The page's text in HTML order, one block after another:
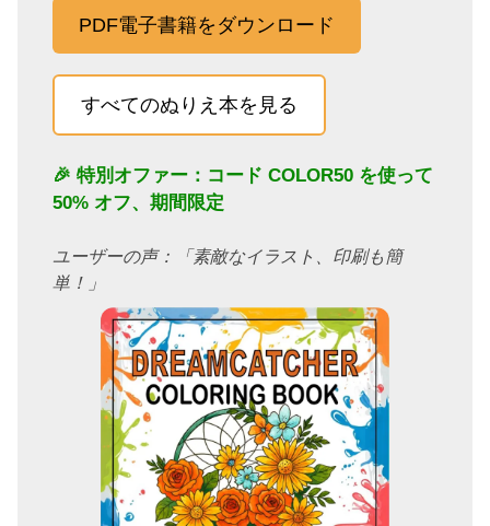
PDF電子書籍をダウンロード
すべてのぬりえ本を見る
🎉 特別オファー：コード COLOR50 を使って
50% オフ、期間限定
ユーザーの声：「素敵なイラスト、印刷も簡
単！」